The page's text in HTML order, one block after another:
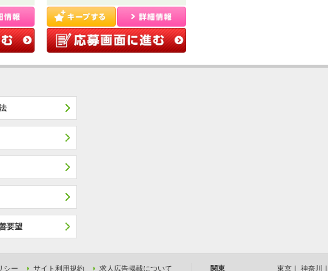
要望
シー サイト利用規約 求人広告掲載について 関東 東京 神奈川